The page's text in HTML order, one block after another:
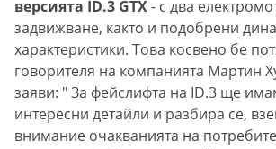
версията ID.3 GTX- с два
задвижване, както и подобрени
характеристики. Това косвено бе
говорителя на компанията Мартин
заяви: " За фейслифта на ID.3 ще
интересни детайли и разбира се,
внимание очакванията на